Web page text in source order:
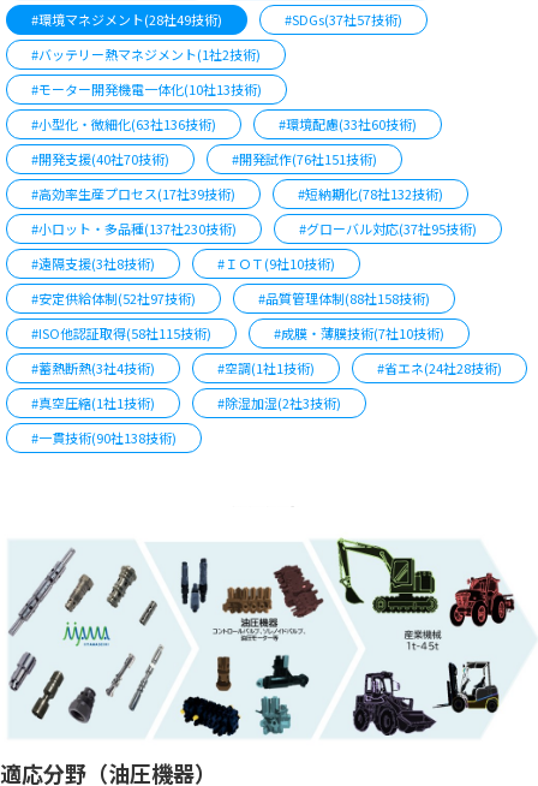
#環境マネジメント(28社49技術)
#SDGs(37社57技術)
#バッテリー熱マネジメント(1社2技術)
#モーター開発機電一体化(10社13技術)
#小型化・微細化(63社136技術)
#環境配慮(33社60技術)
#開発支援(40社70技術)
#開発試作(76社151技術)
#高効率生産プロセス(17社39技術)
#短納期化(78社132技術)
#小ロット・多品種(137社230技術)
#グローバル対応(37社95技術)
#遠隔支援(3社8技術)
#ＩＯＴ(9社10技術)
#安定供給体制(52社97技術)
#品質管理体制(88社158技術)
#ISO他認証取得(58社115技術)
#成膜・薄膜技術(7社10技術)
#蓄熱断熱(3社4技術)
#空調(1社1技術)
#省エネ(24社28技術)
#真空圧縮(1社1技術)
#除湿加湿(2社3技術)
#一貫技術(90社138技術)
適応分野（油圧機器）